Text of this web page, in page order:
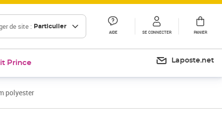
de site : Particulier
AIDE SE CONNECTER PANIER
Prince Laposte.net
polyester